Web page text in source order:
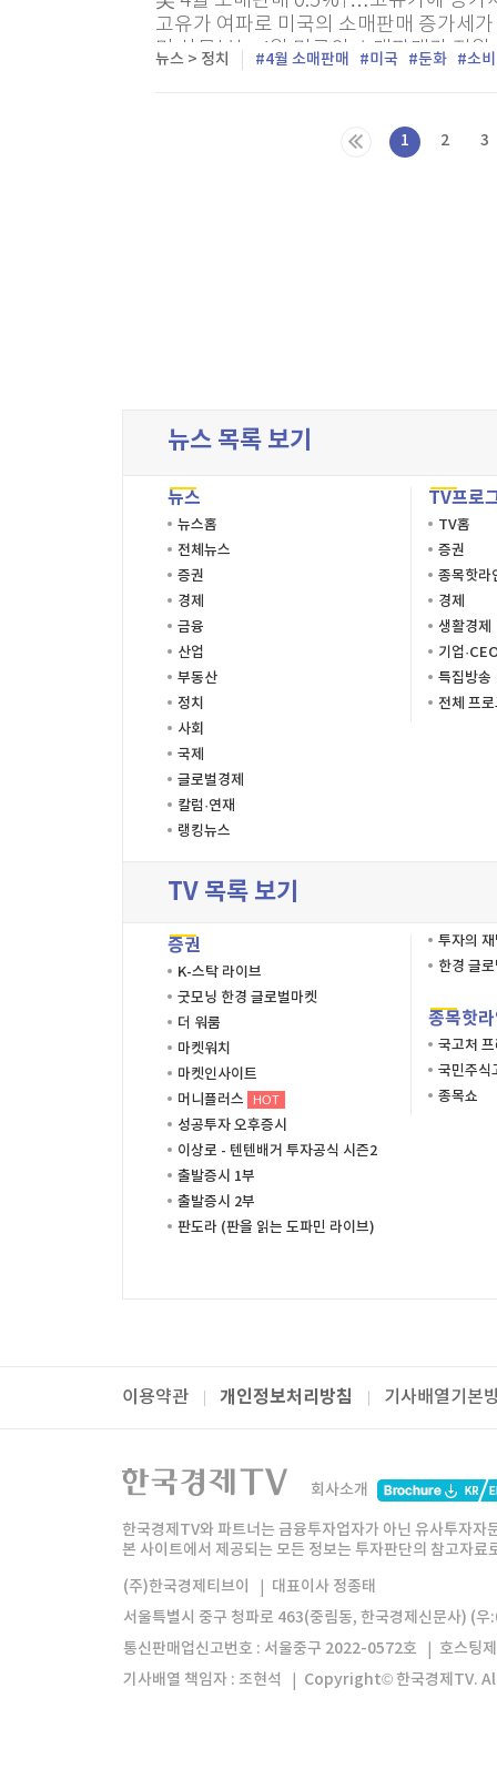
고유가 여파로 미국의 소매판매 증가세
미 상무부는 4월 미국의 소매판매가 전
밝혔다. 증가율은 다우존스가 집계한 전
뉴스 > 정치 4월 소매판매 미국 둔화 소비
1 2 3
뉴스 목록 보기
뉴스
뉴스홈
전체뉴스
증권
경제
금융
산업
부동산
정치
사회
국제
글로벌경제
칼럼·연재
랭킹뉴스
TV프로
TV홈
증권
종목핫라
경제
생활경제
기업
특집방송
전체 프
TV 목록 보기
증권
K-스탁 라이브
굿모닝 한경 글로벌마켓
더 워룸
마켓워치
마켓인사이트
머니플러스
HOT
성공투자 오후증시
이상로 - 텐텐배거 투자공식 시즌2
출발증시 1부
출발증시 2부
판도라 (판을 읽는 도파민 라이브)
투자의
한경 글
종목핫
국고처
국민주식
종목쇼
이용약관 개인정보처리방침 기사배열기본
패밀리사이트
한국경제TV
한경미디어그룹 한국경제신문 한국경제
모바일앱 한국경제TV앱
회사소개
한국경제TV와 파트너는 금융투자업자가 아닌 유사투자
본 사이트에서 제공되는 모든 정보는 투자판단의 참고자
(주)한국경제티브이
대표이사 정종태
서울특별시 중구 청파로 463(중림동, 한국경제신문사) (
통신판매업신고번호 : 서울중구 2022-0572호
호스팅
기사배열 책임자 : 조현석
Copyright© 한국경제TV.